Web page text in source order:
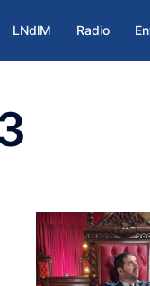
LNdlM Radio